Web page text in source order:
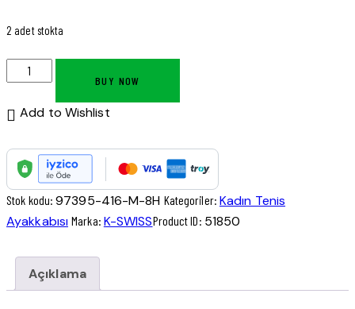
2 adet stokta
Swiss
Ultrashot
Kort
Kadın
Tenis
Ayakkabısı
-
adet
BUY NOW
Add to Wishlist
Stok kodu:97395-416-M-8H Kategoriler: Kadın Tenis
Ayakkabısı Marka: K-SWISSProduct ID: 51850
Açıklama